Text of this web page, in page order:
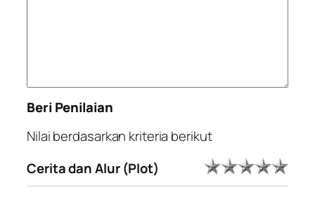
Beri Penilaian
Nilai berdasarkan kriteria berikut
Cerita dan Alur (Plot)